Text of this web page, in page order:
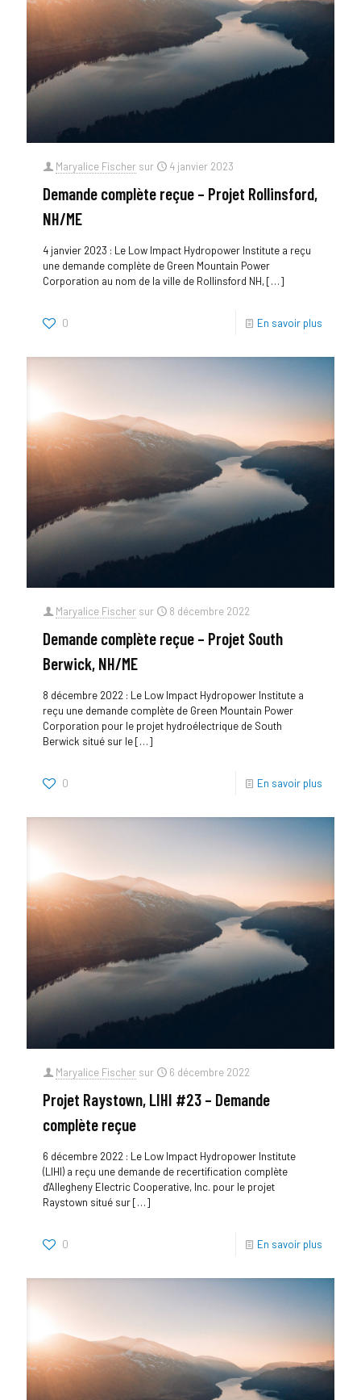
Maryalice Fischer sur 4 janvier 2023
Demande complète reçue – Projet Rollinsford,
NH/ME
4 janvier 2023 : Le Low Impact Hydropower Institute a reçu
une demande complète de Green Mountain Power
Corporation au nom de la ville de Rollinsford NH,[…]
0 En savoir plus
Maryalice Fischer sur 8 décembre 2022
Demande complète reçue – Projet South
Berwick, NH/ME
8 décembre 2022 : Le Low Impact Hydropower Institute a
reçu une demande complète de Green Mountain Power
Corporation pour le projet hydroélectrique de South
Berwick situé sur le[…]
0 En savoir plus
Maryalice Fischer sur 6 décembre 2022
Projet Raystown, LIHI #23 – Demande
complète reçue
6 décembre 2022 : Le Low Impact Hydropower Institute
(LIHI) a reçu une demande de recertification complète
d'Allegheny Electric Cooperative, Inc. pour le projet
Raystown situé sur[…]
0 En savoir plus